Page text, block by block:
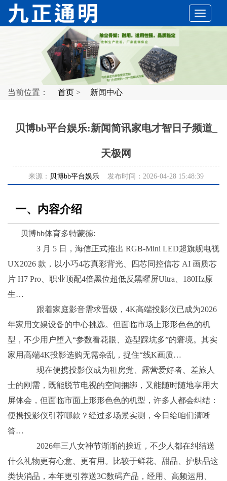
切
导
当前位置： 首页 > 新闻中心
贝博bb平台娱乐:新闻简讯家电才智日子频道_
天极网
来源： 贝博bb平台娱乐 发布时间：2026-04-28 15:48:39
一、内容介绍
贝博bb体育多特蒙德:
3 月 5 日，海信正式推出 RGB-Mini LED超旗舰电视
UX2026 款，以小巧4芯真彩背光、四芯同控信芯 AI 画质芯
片 H7 Pro、职业顶配4倍黑位超低反黑曜屏Ultra、180Hz原
生…
跟着家庭影音需求晋级，4K高端投影仪已成为2026
年家用文娱设备的中心挑选。但面临市场上形形色色的机
型，不少用户堕入“参数看花眼、选型踩坑多”的窘境。其实
家用高端4K投影选购无需杂乱，捉住“线K画质…
现在便携投影仪成为租房党、露营爱好者、差旅人
士的刚需，既能脱节电视的空间捆绑，又能随时随地享用大
屏体会，但面临市面上形形色色的机型，许多人都会纠结：
便携投影仪引荐哪款？经过多场景实测，今日给咱们清晰
答…
2026年三八女神节渐渐的挨近，不少人都在纠结送
什么礼物更有心意、更有用。比较于鲜花、甜品、护肤品这
类快消品，本年更引荐送3C数码产品，经用、高频运用、